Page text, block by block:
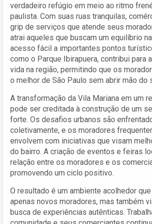
verdadeiro refúgio em meio ao ritmo
paulista. Com suas ruas tranquilas,
grip de serviços que atende seus
atrai aqueles que buscam um equilíbrio
acesso fácil a importantes pontos
como o Parque Ibirapuera, contribui para
vida na região, permitindo que os
o melhor de São Paulo sem abrir mão do
A transformação da Vila Mariana em um
pode ser creditada à construção de um
forte. Os desafios urbanos são
coletivamente, e os moradores
envolvem com iniciativas que visam
do bairro. A criação de eventos e feiras
relação entre os moradores e os
promovendo um ciclo positivo.
O resultado é um ambiente acolhedor que
apenas novos moradores, mas também
busca de experiências autênticas.